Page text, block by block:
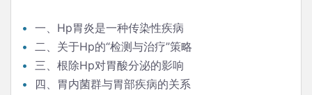
一、Hp胃炎是一种传染性疾病
二、关于Hp的“检测与治疗”策略
三、根除Hp对胃酸分泌的影响
四、胃内菌群与胃部疾病的关系